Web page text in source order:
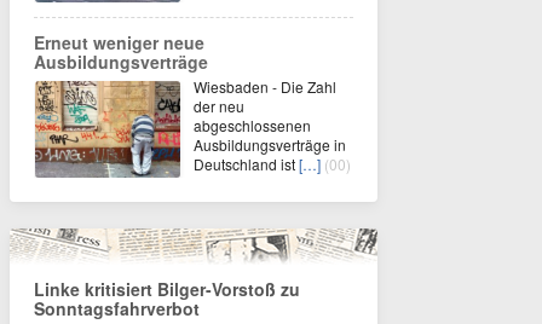
Erneut weniger neue
Ausbildungsverträge
Wiesbaden - Die Zahl
der neu
abgeschlossenen
Ausbildungsverträge in
Deutschland ist[…] (00)
Linke kritisiert Bilger-Vorstoß zu
Sonntagsfahrverbot